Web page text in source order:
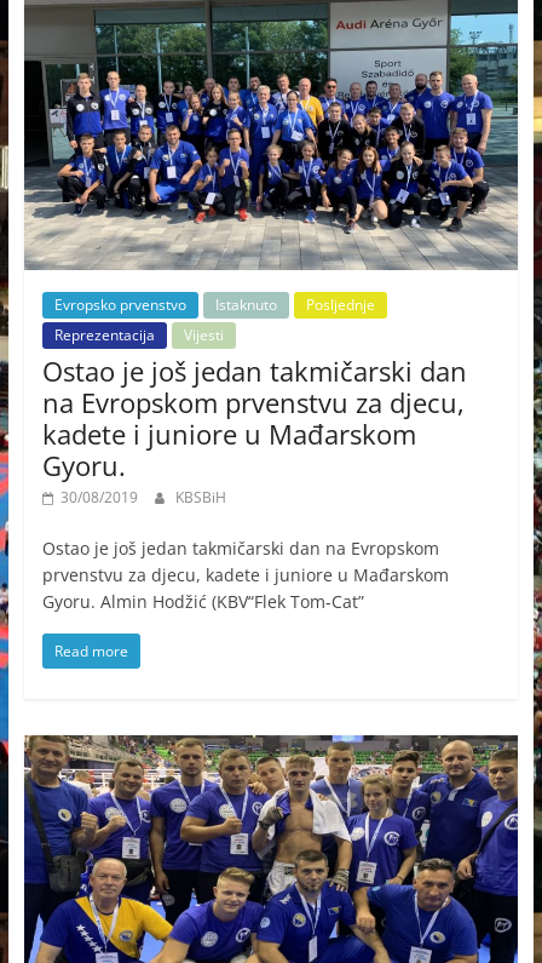
Evropsko prvenstvo Istaknuto
Posljednje
Reprezentacija
Vijesti
Ostao je još jedan takmičarski dan
na Evropskom prvenstvu za djecu,
kadete i juniore u Mađarskom
Gyoru.
30/08/2019 KBSBiH
Ostao je još jedan takmičarski dan na Evropskom
prvenstvu za djecu, kadete i juniore u Mađarskom
Gyoru. Almin Hodžić (KBV“Flek Tom-Cat”
Read more